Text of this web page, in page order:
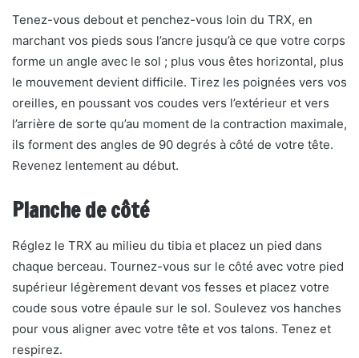
Tenez-vous debout et penchez-vous loin du TRX, en
marchant vos pieds sous l’ancre jusqu’à ce que votre corps
forme un angle avec le sol ; plus vous êtes horizontal, plus
le mouvement devient difficile. Tirez les poignées vers vos
oreilles, en poussant vos coudes vers l’extérieur et vers
l’arrière de sorte qu’au moment de la contraction maximale,
ils forment des angles de 90 degrés à côté de votre tête.
Revenez lentement au début.
Planche de côté
Réglez le TRX au milieu du tibia et placez un pied dans
chaque berceau. Tournez-vous sur le côté avec votre pied
supérieur légèrement devant vos fesses et placez votre
coude sous votre épaule sur le sol. Soulevez vos hanches
pour vous aligner avec votre tête et vos talons. Tenez et
respirez.